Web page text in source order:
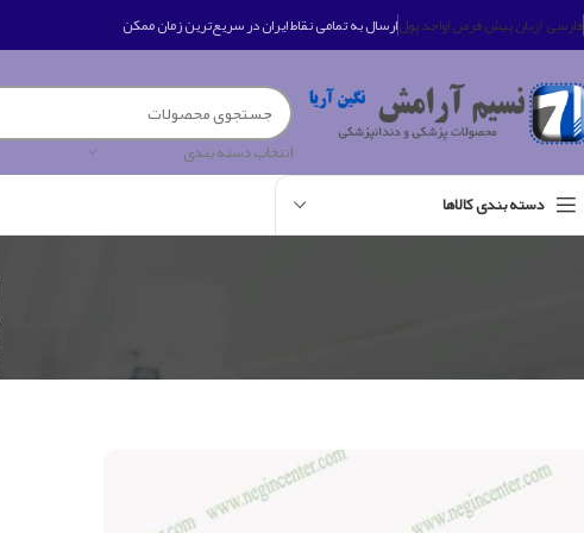
فارسی (زبان پیش فرض)واحد پولارسال به تمامی نقاط ایران در سریع‌ترین زمان ممکن
انتخاب دسته بندی
دسته بندی کالاها